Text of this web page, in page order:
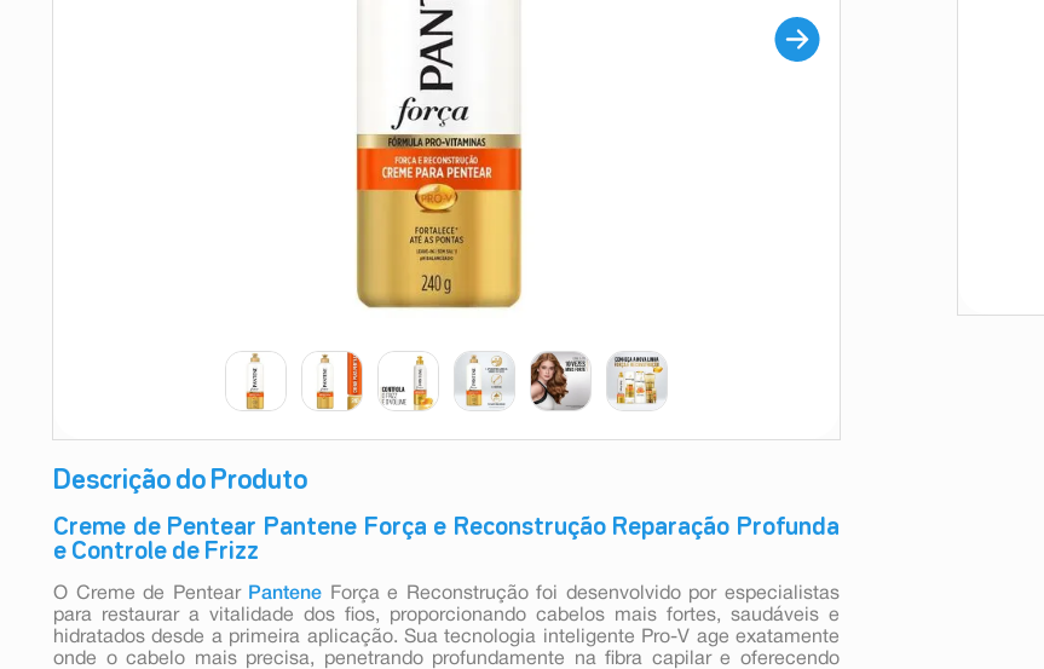
Descrição do Produto
Creme de Pentear Pantene Força e Reconstrução Reparação Profunda
e Controle de Frizz
O Creme de Pentear Pantene Força e Reconstrução foi desenvolvido por especialistas
para restaurar a vitalidade dos fios, proporcionando cabelos mais fortes, saudáveis e
hidratados desde a primeira aplicação. Sua tecnologia inteligente Pro-V age exatamente
onde o cabelo mais precisa, penetrando profundamente na fibra capilar e oferecendo
absorvente